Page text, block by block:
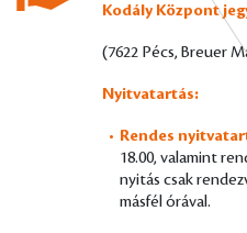
Kodály Központ
(7622 Pécs, Breuer
Nyitvatartás:
Rendes
18.00, valamint
nyitás csak
másfél órával.